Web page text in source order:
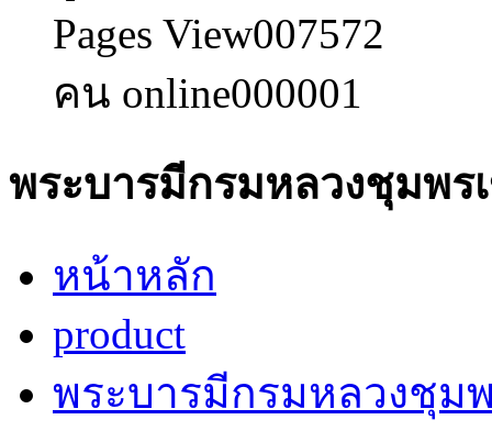
Pages View007572
คน online000001
พระบารมีกรมหลวงชุมพร
หน้าหลัก
product
พระบารมีกรมหลวงชุม